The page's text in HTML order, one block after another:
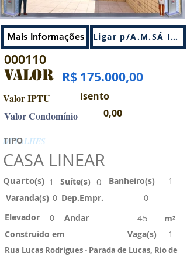
Venda
VALOR
000110
Valor IPTU
Valor Condomínio
isento
DETALHES
TIPO
CASA LINEAR
Quarto(s) 1 Suíte(s) 0 Banheiro(s)
1
Varanda(s) 0 Dep.Empr.
0
Elevador
0
Andar
Construido em
45
m²
Vaga(s)
1
Rua Lucas Rodrigues - Parada de Lucas, Rio de
0,00
Mais Informações Ligar p/A.M.SÁ IMÓVEIS
R$ 175.000,00